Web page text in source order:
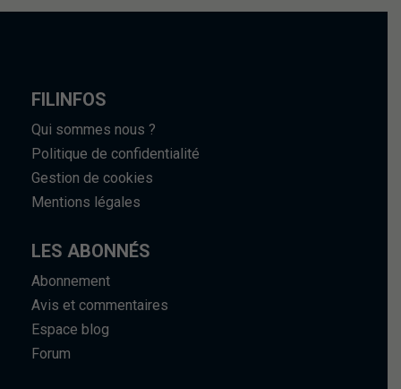
FILINFOS
Qui sommes nous ?
Politique de confidentialité
Gestion de cookies
Mentions légales
LES ABONNÉS
Abonnement
Avis et commentaires
Espace blog
Forum